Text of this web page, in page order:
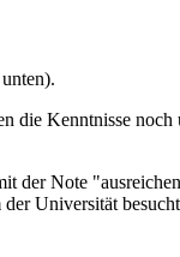
die Kenntnisse
der Note
Universität